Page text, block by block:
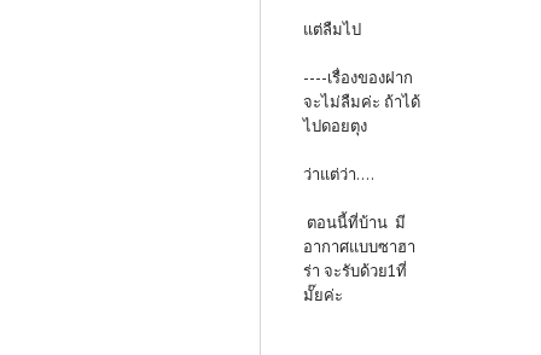
แต่ลืมไป
----เรื่องของฝาก
จะไม่ลืมค่ะ ถ้าได้
ไปดอยตุง
ว่าแต่ว่า....
ตอนนี้ที่บ้าน มี
อากาศแบบซาฮา
ร่า จะรับด้วย1ที่
มั๊ยค่ะ